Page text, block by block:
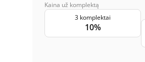
Kaina už komplektą
3 komplektai
10%